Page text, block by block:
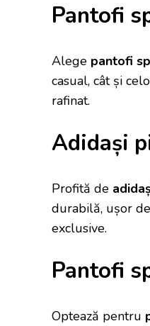
Pantofi
Alege pantofi
casual, cât și
rafinat.
Adidași
Profită de
durabilă, ușor
exclusive.
Pantofi
Optează pentru